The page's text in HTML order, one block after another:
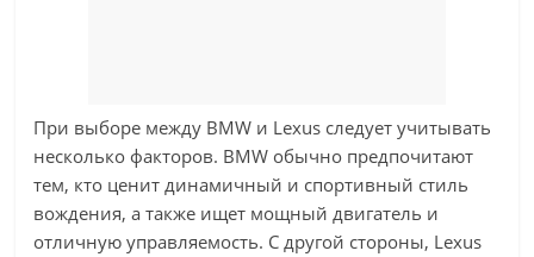
При выборе между BMW и Lexus следует учитывать
несколько факторов. BMW обычно предпочитают
тем, кто ценит динамичный и спортивный стиль
вождения, а также ищет мощный двигатель и
отличную управляемость. С другой стороны, Lexus